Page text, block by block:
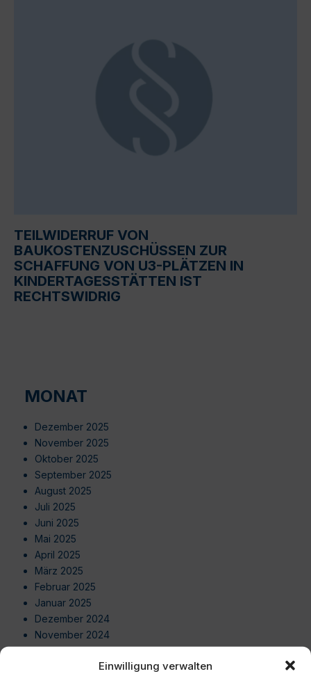
Einwilligung verwalten
TEILWIDERRUF VON
BAUKOSTENZUSCHÜSSEN ZUR
SCHAFFUNG VON U3-PLÄTZEN IN
KINDERTAGESSTÄTTEN IST
RECHTSWIDRIG
MONAT
Dezember 2025
November 2025
Oktober 2025
September 2025
August 2025
Juli 2025
Juni 2025
Mai 2025
April 2025
März 2025
Februar 2025
Januar 2025
Dezember 2024
November 2024
Oktober 2024
September 2024